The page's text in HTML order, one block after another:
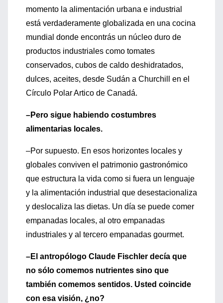
momento la alimentación urbana e industrial
está verdaderamente globalizada en una cocina
mundial donde encontrás un núcleo duro de
productos industriales como tomates
conservados, cubos de caldo deshidratados,
dulces, aceites, desde Sudán a Churchill en el
Círculo Polar Artico de Canadá.
–Pero sigue habiendo costumbres
alimentarias locales.
–Por supuesto. En esos horizontes locales y
globales conviven el patrimonio gastronómico
que estructura la vida como si fuera un lenguaje
y la alimentación industrial que desestacionaliza
y deslocaliza las dietas. Un día se puede comer
empanadas locales, al otro empanadas
industriales y al tercero empanadas gourmet.
–El antropólogo Claude Fischler decía que
no sólo comemos nutrientes sino que
también comemos sentidos. Usted coincide
con esa visión, ¿no?